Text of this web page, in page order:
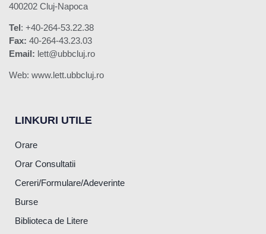
400202 Cluj-Napoca
Tel: +40-264-53.22.38
Fax: 40-264-43.23.03
Email: lett@ubbcluj.ro
Web: www.lett.ubbcluj.ro
LINKURI UTILE
Orare
Orar Consultatii
Cereri/Formulare/Adeverinte
Burse
Biblioteca de Litere